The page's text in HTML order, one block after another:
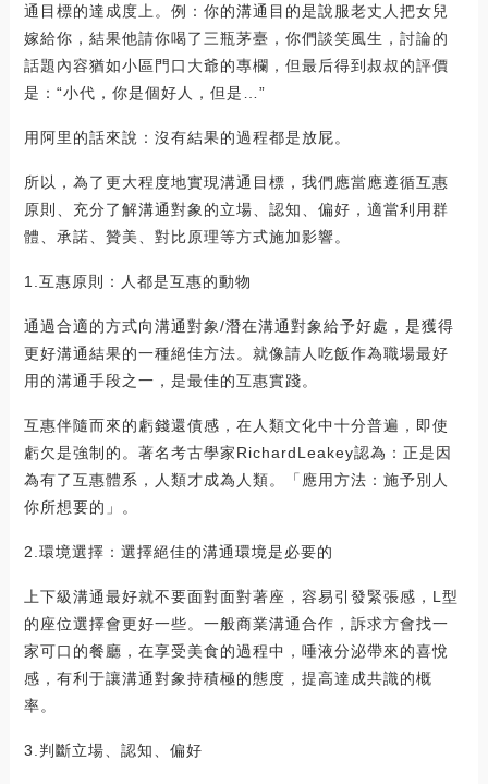
通目標的達成度上。例：你的溝通目的是說服老丈人把女兒
嫁給你，結果他請你喝了三瓶茅臺，你們談笑風生，討論的
話題內容猶如小區門口大爺的專欄，但最后得到叔叔的評價
是：“小代，你是個好人，但是…”
用阿里的話來說：沒有結果的過程都是放屁。
所以，為了更大程度地實現溝通目標，我們應當應遵循互惠
原則、充分了解溝通對象的立場、認知、偏好，適當利用群
體、承諾、贊美、對比原理等方式施加影響。
1.互惠原則：人都是互惠的動物
通過合適的方式向溝通對象/潛在溝通對象給予好處，是獲得
更好溝通結果的一種絕佳方法。就像請人吃飯作為職場最好
用的溝通手段之一，是最佳的互惠實踐。
互惠伴隨而來的虧錢還債感，在人類文化中十分普遍，即使
虧欠是強制的。著名考古學家RichardLeakey認為：正是因
為有了互惠體系，人類才成為人類。「應用方法：施予別人
你所想要的」。
2.環境選擇：選擇絕佳的溝通環境是必要的
上下級溝通最好就不要面對面對著座，容易引發緊張感，L型
的座位選擇會更好一些。一般商業溝通合作，訴求方會找一
家可口的餐廳，在享受美食的過程中，唾液分泌帶來的喜悅
感，有利于讓溝通對象持積極的態度，提高達成共識的概
率。
3.判斷立場、認知、偏好